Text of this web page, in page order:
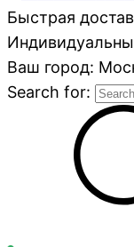
Быстрая
Ваш город:
Search for: